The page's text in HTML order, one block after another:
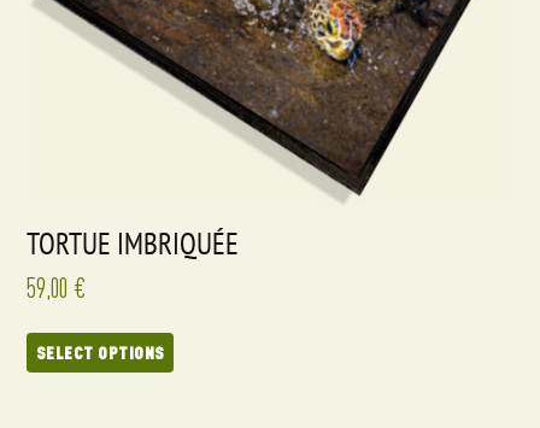
TORTUE IMBRIQUÉE
59,00 €
SELECT OPTIONS